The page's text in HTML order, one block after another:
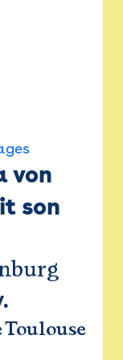
von
son